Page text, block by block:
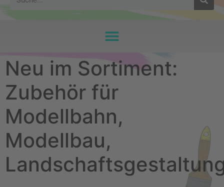
Neu im Sortiment:
Zubehör für
Modellbahn,
Modellbau,